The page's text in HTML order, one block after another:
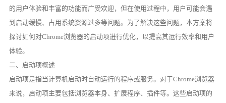
的用户体验和丰富的功能而广受欢迎，但在使用过程中，用户可能会遇
到启动缓慢、占用系统资源过多等问题。为了解决这些问题，本方案将
探讨如何对Chrome浏览器的启动项进行优化，以提高其运行效率和用户
体验。
二、启动项概述
启动项是指当计算机启动时自动运行的程序或服务。对于Chrome浏览器
来说，启动项主要包括浏览器本身、扩展程序、插件等。这些启动项的